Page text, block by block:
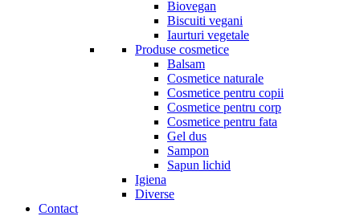
Biovegan
Biscuiti vegani
Iaurturi vegetale
Produse cosmetice
Balsam
Cosmetice naturale
Cosmetice pentru copii
Cosmetice pentru corp
Cosmetice pentru fata
Gel dus
Sampon
Sapun lichid
Igiena
Diverse
Contact